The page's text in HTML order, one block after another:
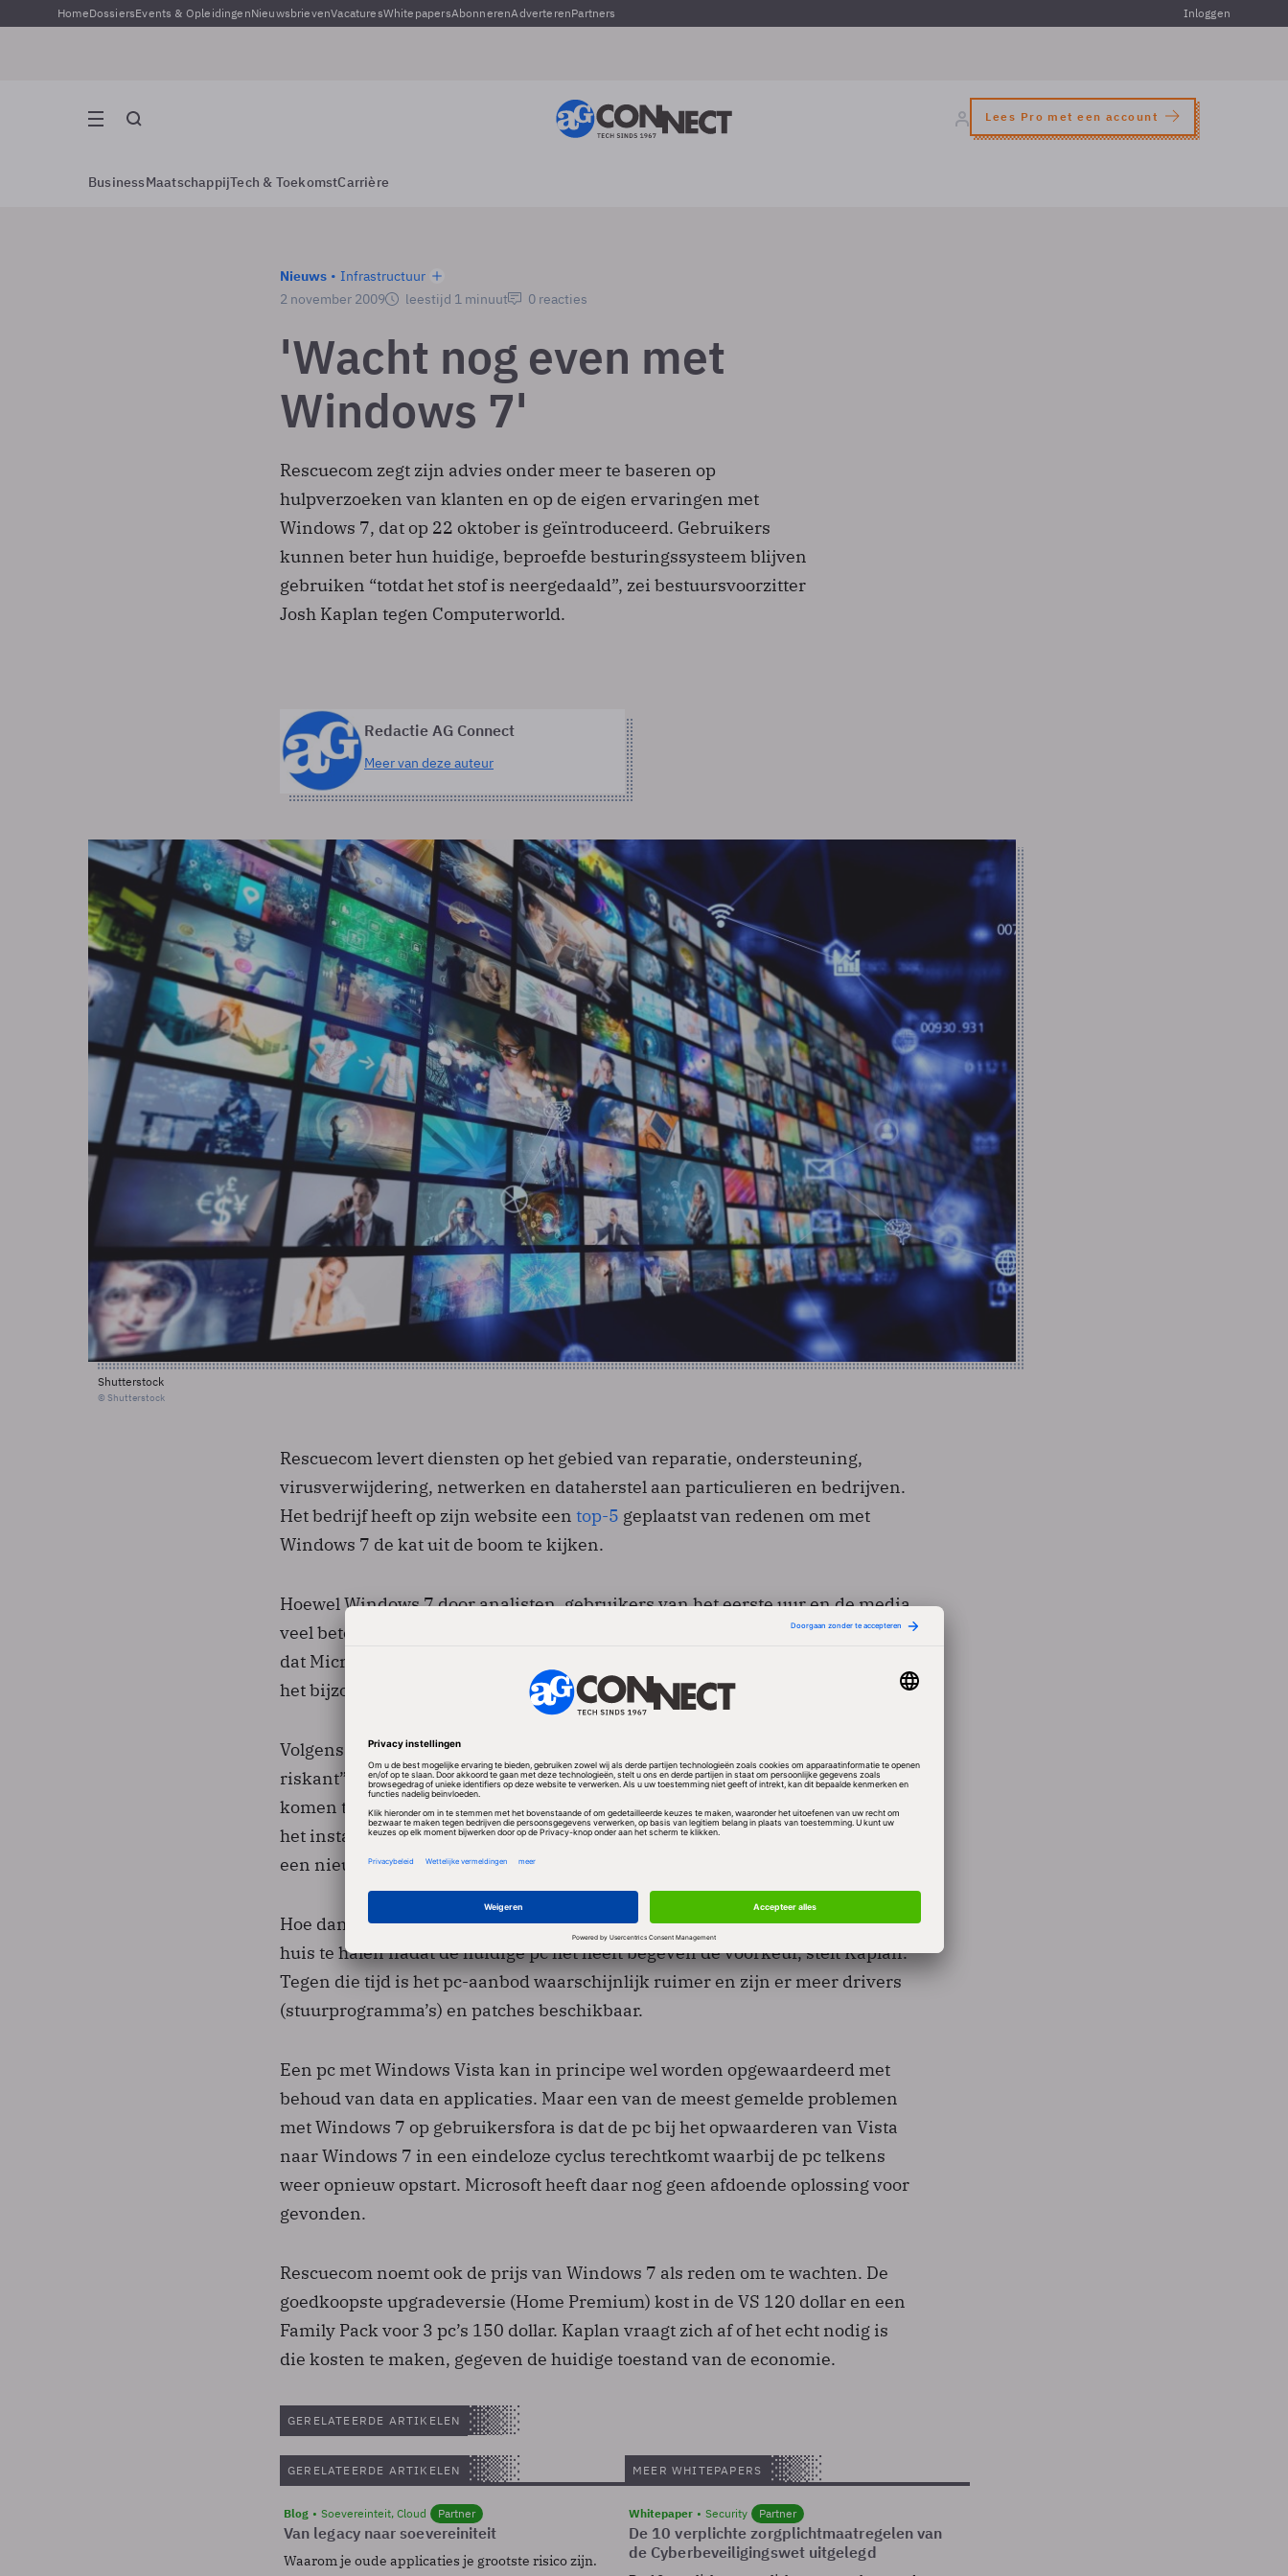
HomeDossiersEvents & OpleidingenNieuwsbrievenVacaturesWhitepapersAbonnerenAdverterenPartners Inloggen
Lees Pro met een account
BusinessMaatschappijTech & ToekomstCarrière
Nieuws
Infrastructuur
2 november 2009
leestijd 1 minuut 0 reacties
'Wacht nog even met
Windows 7'
Rescuecom zegt zijn advies onder meer te baseren op
hulpverzoeken van klanten en op de eigen ervaringen met
Windows 7, dat op 22 oktober is geïntroduceerd. Gebruikers
kunnen beter hun huidige, beproefde besturingssysteem blijven
gebruiken “totdat het stof is neergedaald”, zei bestuursvoorzitter
Josh Kaplan tegen Computerworld.
Redactie AG Connect
Meer van deze auteur
Shutterstock
© Shutterstock
Rescuecom levert diensten op het gebied van reparatie, ondersteuning,
virusverwijdering, netwerken en dataherstel aan particulieren en bedrijven.
Het bedrijf heeft op zijn website een top-5 geplaatst van redenen om met
Windows 7 de kat uit de boom te kijken.
Hoewel Windows 7 door analisten, gebruikers van het eerste uur en de media
veel beter is ontvangen dan zijn voorganger Windows Vista, vindt Rescuecom
dat Microsoft eerst de ‘bugs’ in Windows 7 maar moet oplossen. Dat geldt in
het bijzonder voor installatieproblemen.
Volgens Kaplan is het opwaarderen van een bestaande pc “buitengewoon
riskant”. Een van de problemen waar veel Windows XP-gebruikers voor
komen te staan is dat ze al hun bestaande gegevens moeten backuppen en na
het installeren van Windows 7 moeten terugzetten. Dat geldt ook als iemand
een nieuwe pc koopt waarop Windows 7 is voorgeïnstalleerd.
Hoe dan ook geniet het kopen van een nieuwe pc als middel om Windows 7 in
huis te halen nadat de huidige pc het heeft begeven de voorkeur, stelt Kaplan.
Tegen die tijd is het pc-aanbod waarschijnlijk ruimer en zijn er meer drivers
(stuurprogramma’s) en patches beschikbaar.
Een pc met Windows Vista kan in principe wel worden opgewaardeerd met
behoud van data en applicaties. Maar een van de meest gemelde problemen
met Windows 7 op gebruikersfora is dat de pc bij het opwaarderen van Vista
naar Windows 7 in een eindeloze cyclus terechtkomt waarbij de pc telkens
weer opnieuw opstart. Microsoft heeft daar nog geen afdoende oplossing voor
gevonden.
Rescuecom noemt ook de prijs van Windows 7 als reden om te wachten. De
goedkoopste upgradeversie (Home Premium) kost in de VS 120 dollar en een
Family Pack voor 3 pc’s 150 dollar. Kaplan vraagt zich af of het echt nodig is
die kosten te maken, gegeven de huidige toestand van de economie.
GERELATEERDE ARTIKELEN
GERELATEERDE ARTIKELEN
Blog Soevereinteit, Cloud Partner
Van legacy naar soevereiniteit
Waarom je oude applicaties je grootste risico zijn.
MEER WHITEPAPERS
Whitepaper Security Partner
De 10 verplichte zorgplichtmaatregelen van
de Cyberbeveiligingswet uitgelegd